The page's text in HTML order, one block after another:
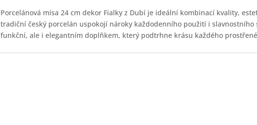
Porcelánová mísa 24 cm dekor Fialky z Dubí je ideální kombinací kvality,
tradiční český porcelán uspokojí nároky každodenního použití i slavnostního
funkční, ale i elegantním doplňkem, který podtrhne krásu každého